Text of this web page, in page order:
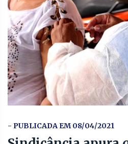
- PUBLICADA EM 08/04/2021